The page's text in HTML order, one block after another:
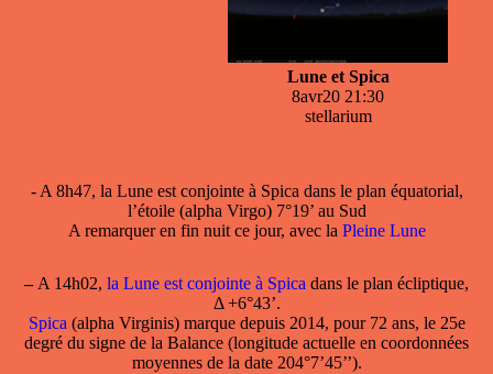
Lune et Spica
8avr20 21:30
stellarium
- A 8h47, la Lune est conjointe à Spica dans le plan équatorial,
l’étoile (alpha Virgo) 7°19’ au Sud
A remarquer en fin nuit ce jour, avec la Pleine Lune
–A 14h02, la Lune est conjointe à Spica dans le plan écliptique,
Δ +6°43’.
Spica (alpha Virginis) marque depuis 2014, pour 72 ans, le 25e
degré du signe de la Balance (longitude actuelle en coordonnées
moyennes de la date 204°7’45’’).